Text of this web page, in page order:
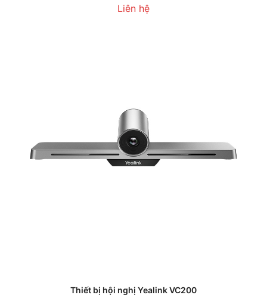
Liên hệ
Thiết bị hội nghị Yealink VC200